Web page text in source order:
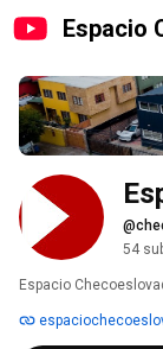
Espacio
54
Espacio